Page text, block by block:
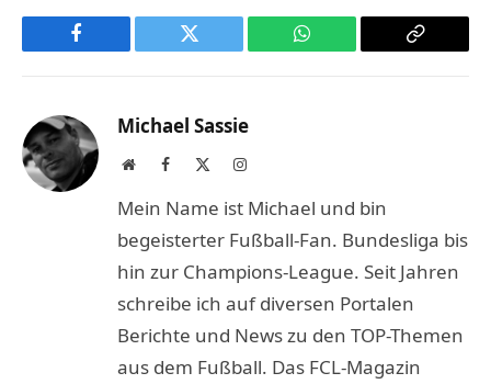
Facebook Twitter WhatsApp
Copy
Michael Sassie
WebsiteFacebook Instagram
Mein Name ist Michael und bin
begeisterter Fußball-Fan. Bundesliga bis
hin zur Champions-League. Seit Jahren
schreibe ich auf diversen Portalen
Berichte und News zu den TOP-Themen
aus dem Fußball. Das FCL-Magazin